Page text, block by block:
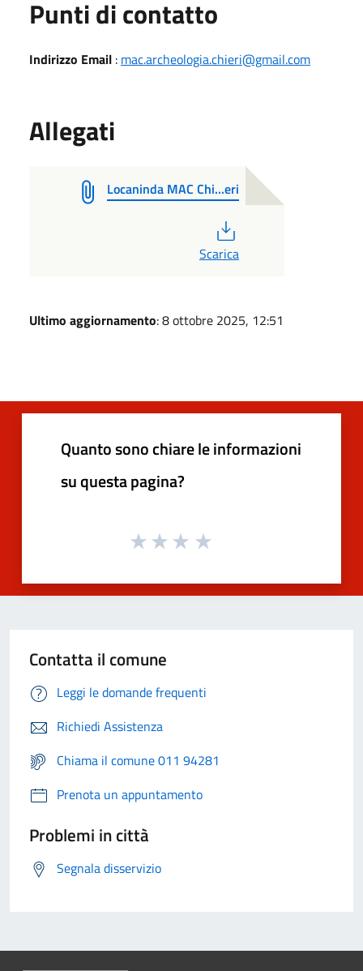
Punti di contatto
Indirizzo Email : mac.archeologia.chieri@gmail.com
Allegati
Locaninda MAC Chi...eri
Scarica
Ultimo aggiornamento: 8 ottobre 2025, 12:51
Quanto sono chiare le informazioni
su questa pagina?
Contatta il comune
Leggi le domande frequenti
Richiedi Assistenza
Chiama il comune 011 94281
Prenota un appuntamento
Problemi in città
Segnala disservizio